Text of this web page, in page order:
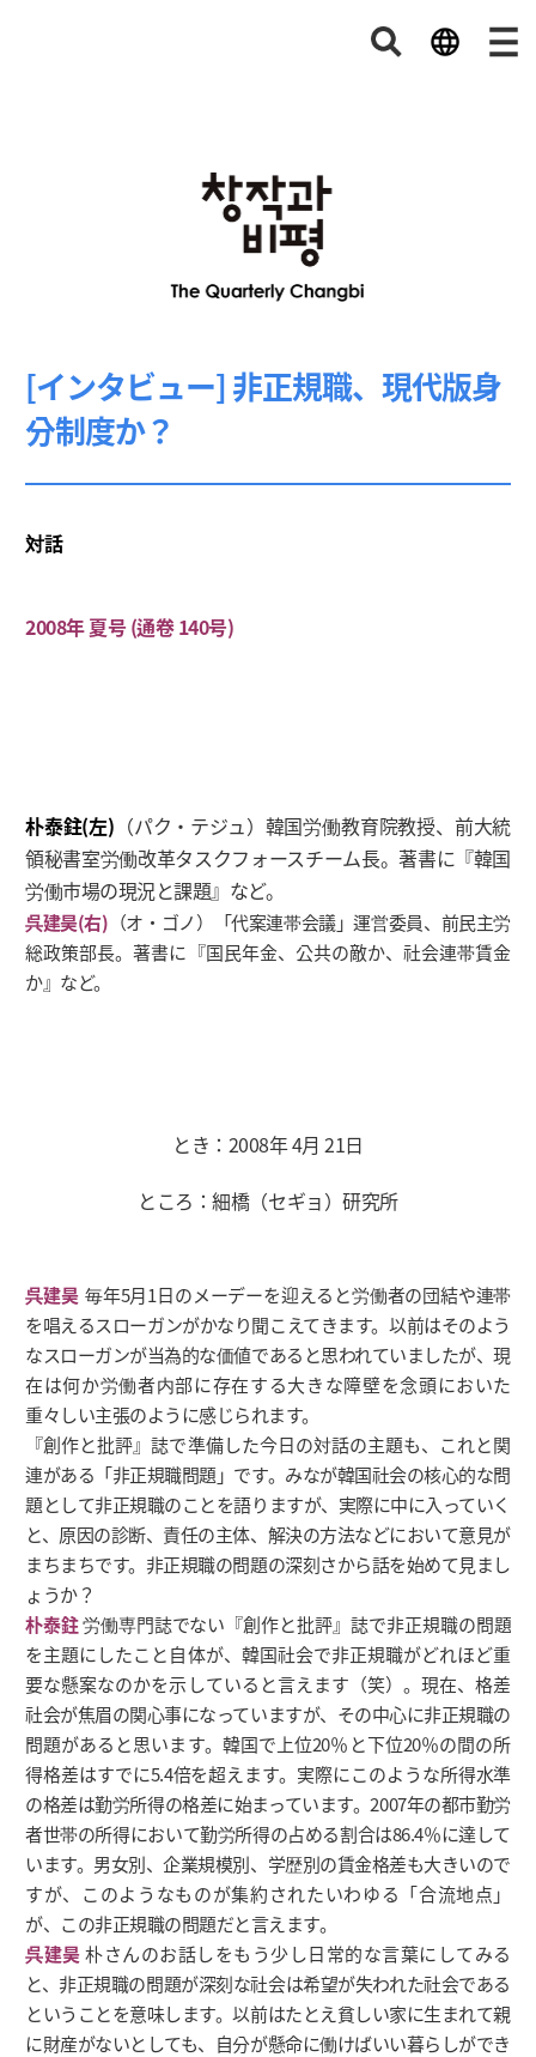
[インタビュー] 非正規職、現代版身
分制度か？
対話
2008年 夏号 (通卷 140号)
朴泰鉒(左) （パク・テジュ）韓国労働教育院教授、前大統
領秘書室労働改革タスクフォースチーム長。著書に『韓国
労働市場の現況と課題』など。
呉建昊(右) （オ・ゴノ）「代案連帯会議」運営委員、前民主労
総政策部長。著書に『国民年金、公共の敵か、社会連帯賃金
か』など。
とき：2008年 4月 21日
ところ：細橋（セギョ）研究所
呉建昊 毎年5月1日のメーデーを迎えると労働者の団結や連帯
を唱えるスローガンがかなり聞こえてきます。以前はそのよう
なスローガンが当為的な価値であると思われていましたが、現
在は何か労働者内部に存在する大きな障壁を念頭においた
重々しい主張のように感じられます。
『創作と批評』誌で準備した今日の対話の主題も、これと関
連がある「非正規職問題」です。みなが韓国社会の核心的な問
題として非正規職のことを語りますが、実際に中に入っていく
と、原因の診断、責任の主体、解決の方法などにおいて意見が
まちまちです。非正規職の問題の深刻さから話を始めて見まし
ょうか？
朴泰鉒労働専門誌でない『創作と批評』誌で非正規職の問題
を主題にしたこと自体が、韓国社会で非正規職がどれほど重
要な懸案なのかを示していると言えます（笑）。現在、格差
社会が焦眉の関心事になっていますが、その中心に非正規職の
問題があると思います。韓国で上位20％と下位20％の間の所
得格差はすでに5.4倍を超えます。実際にこのような所得水準
の格差は勤労所得の格差に始まっています。2007年の都市勤労
者世帯の所得において勤労所得の占める割合は86.4％に達して
います。男女別、企業規模別、学歴別の賃金格差も大きいので
すが、このようなものが集約されたいわゆる「合流地点」
が、この非正規職の問題だと言えます。
呉建昊朴さんのお話しをもう少し日常的な言葉にしてみる
と、非正規職の問題が深刻な社会は希望が失われた社会である
ということを意味します。以前はたとえ貧しい家に生まれて親
に財産がないとしても、自分が懸命に働けばいい暮らしができ